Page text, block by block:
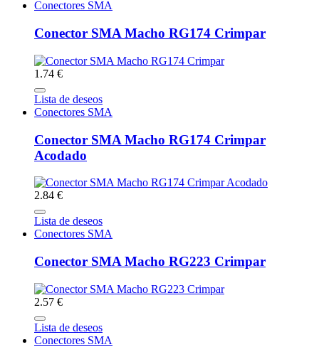
Conectores SMA
Conector SMA Macho RG174 Crimpar
1.74 €
Lista de deseos
Conectores SMA
Conector SMA Macho RG174 Crimpar
Acodado
2.84 €
Lista de deseos
Conectores SMA
Conector SMA Macho RG223 Crimpar
2.57 €
Lista de deseos
Conectores SMA